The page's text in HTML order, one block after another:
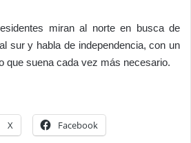
miran al norte en busca de
sur y habla de independencia, con un
que suena cada vez más necesario.
X Facebook